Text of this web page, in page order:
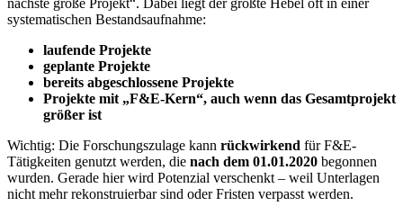
systematischen Bestandsaufnahme:
laufende Projekte
geplante Projekte
bereits abgeschlossene Projekte
Projekte mit „F&E-Kern“, auch wenn das Gesamtprojekt
größer ist
Wichtig: Die Forschungszulage kann rückwirkend für F&E-
Tätigkeiten genutzt werden, die nach dem 01.01.2020 begonnen
wurden. Gerade hier wird Potenzial verschenkt – weil Unterlagen
nicht mehr rekonstruierbar sind oder Fristen verpasst werden.